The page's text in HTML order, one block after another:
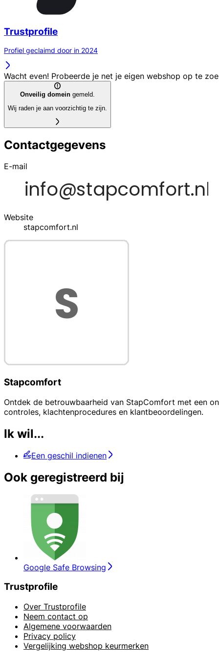
Trustprofile
Profiel geclaimd door in 2024
Wacht even! Probeerde je net je eigen webshop op te
Onveilig domein gemeld.
Wij raden je aan voorzichtig te zijn.
Contactgegevens
E-mail
Website
stapcomfort.nl
Stapcomfort
Ontdek de betrouwbaarheid van StapComfort met een
controles, klachtenprocedures en klantbeoordelingen.
Ik wil...
Een geschil indienen
Ook geregistreerd bij
Google Safe Browsing
Trustprofile
Over Trustprofile
Neem contact op
Algemene voorwaarden
Privacy policy
Vergelijking webshop keurmerken